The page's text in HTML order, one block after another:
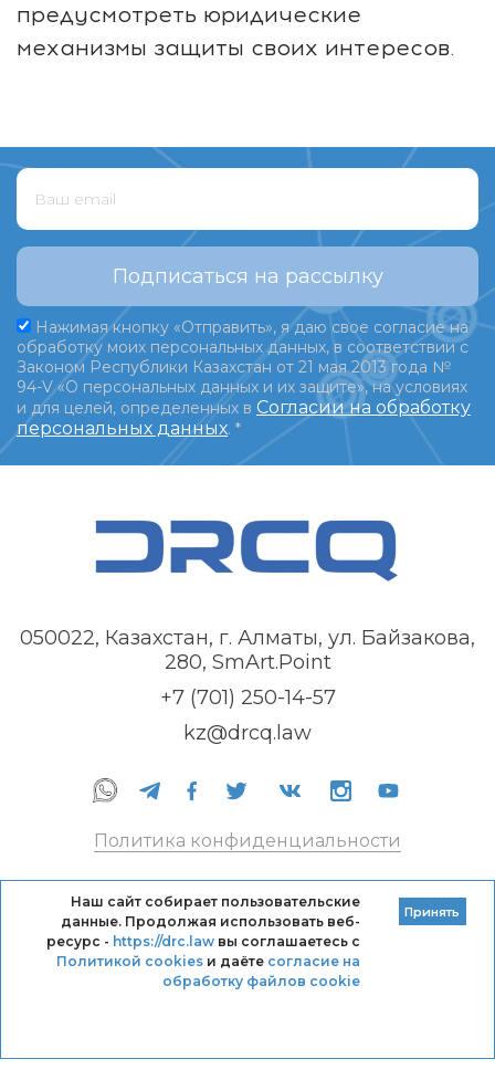
предусмотреть юридические
механизмы защиты своих интересов.
Подписаться на рассылку
Нажимая кнопку «Отправить», я даю свое согласие на
обработку моих персональных данных, в соответствии с
Законом Республики Казахстан от 21 мая 2013 года №
94-V «О персональных данных и их защите», на условиях
и для целей, определенных в Согласии на обработку
персональных данных. *
050022, Казахстан, г. Алматы, ул. Байзакова,
280, SmArt.Point
+7 (701) 250-14-57
kz@drcq.law
Политика конфиденциальности
Кодекс профессиональной этики DRC
Правила оказания услуг
Наш сайт собирает пользовательские
данные. Продолжая использовать веб-
ресурс - https://drc.lawвы соглашаетесь с
Политикой cookiesи даёте согласие на
обработку файлов cookie
Принять